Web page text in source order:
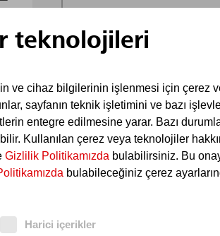
teknolojileri
ve cihaz bilgilerinin işlenmesi için çerez
sayfanın teknik işletimini ve bazı
entegre edilmesine yarar. Bazı
Kullanılan çerez veya teknolojiler
Gizlilik Politikamızda bulabilirsiniz. Bu
bulabileceğiniz çerez
Harici içerikler
Neuruppin
Üretim, Berlin
Neuruppin'de